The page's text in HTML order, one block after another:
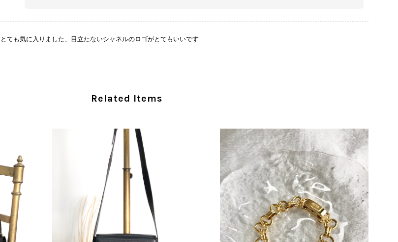
とても気に入りました、目立たないシャネルのロゴがとてもいいです
この度はご購入いただき、そして素敵なレビューをありがとうございます。 商品を無事にお受け取りいただ
ましたら幸いです。 また気になる商品やご不明な点などございましたら、いつでもお気軽にご相談くださ
い。 またご縁がございましたら、ぜひよろしくお願いいたします。 VintageShop solo
Related Items